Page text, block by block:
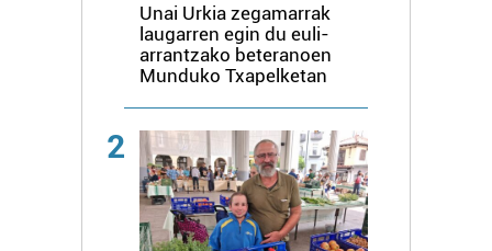
Unai Urkia zegamarrak
laugarren egin du euli-
arrantzako beteranoen
Munduko Txapelketan
2